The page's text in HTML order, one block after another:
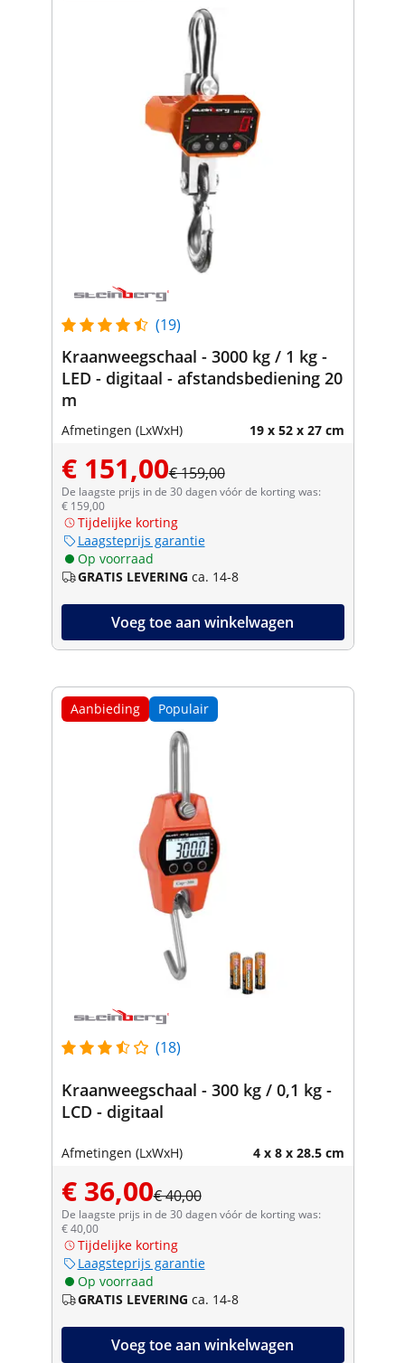
(19)
Kraanweegschaal - 3000 kg / 1 kg -
LED - digitaal - afstandsbediening 20
m
Afmetingen (LxWxH) 19 x 52 x 27 cm
€ 151,00€ 159,00
De laagste prijs in de 30 dagen vóór de korting was:
€ 159,00
Tijdelijke korting
Laagsteprijs garantie
Op voorraad
GRATIS LEVERING ca. 14-8
Voeg toe aan winkelwagen
Aanbieding Populair
(18)
Kraanweegschaal - 300 kg / 0,1 kg -
LCD - digitaal
Afmetingen (LxWxH) 4 x 8 x 28.5 cm
€ 36,00€ 40,00
De laagste prijs in de 30 dagen vóór de korting was:
€ 40,00
Tijdelijke korting
Laagsteprijs garantie
Op voorraad
GRATIS LEVERING ca. 14-8
Voeg toe aan winkelwagen